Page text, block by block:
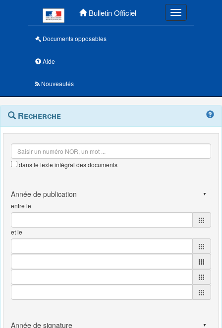
Bulletin Officiel Toggle
Documents opposables
Aide
Nouveautés
Navigation
outils
Menu
contextuel
Recherche
dans le texte intégral des documents
entre le
et le